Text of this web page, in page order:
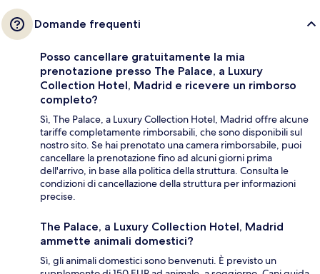
Domande frequenti
Posso cancellare gratuitamente la mia
prenotazione presso The Palace, a Luxury
Collection Hotel, Madrid e ricevere un rimborso
completo?
Sì, The Palace, a Luxury Collection Hotel, Madrid offre alcune
tariffe completamente rimborsabili, che sono disponibili sul
nostro sito. Se hai prenotato una camera rimborsabile, puoi
cancellare la prenotazione fino ad alcuni giorni prima
dell'arrivo, in base alla politica della struttura. Consulta le
condizioni di cancellazione della struttura per informazioni
precise.
The Palace, a Luxury Collection Hotel, Madrid
ammette animali domestici?
Sì, gli animali domestici sono benvenuti. È previsto un